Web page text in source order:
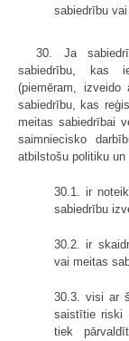
sabiedrību
30. Ja
sabiedrību, kas
(piemēram, izveido
sabiedrību, kas
meitas sabiedrībai
saimniecisko
atbilstošu politiku un
30.1. ir
sabiedrību
30.2. ir
vai meitas
30.3. visi ar
saistītie riski
tiek